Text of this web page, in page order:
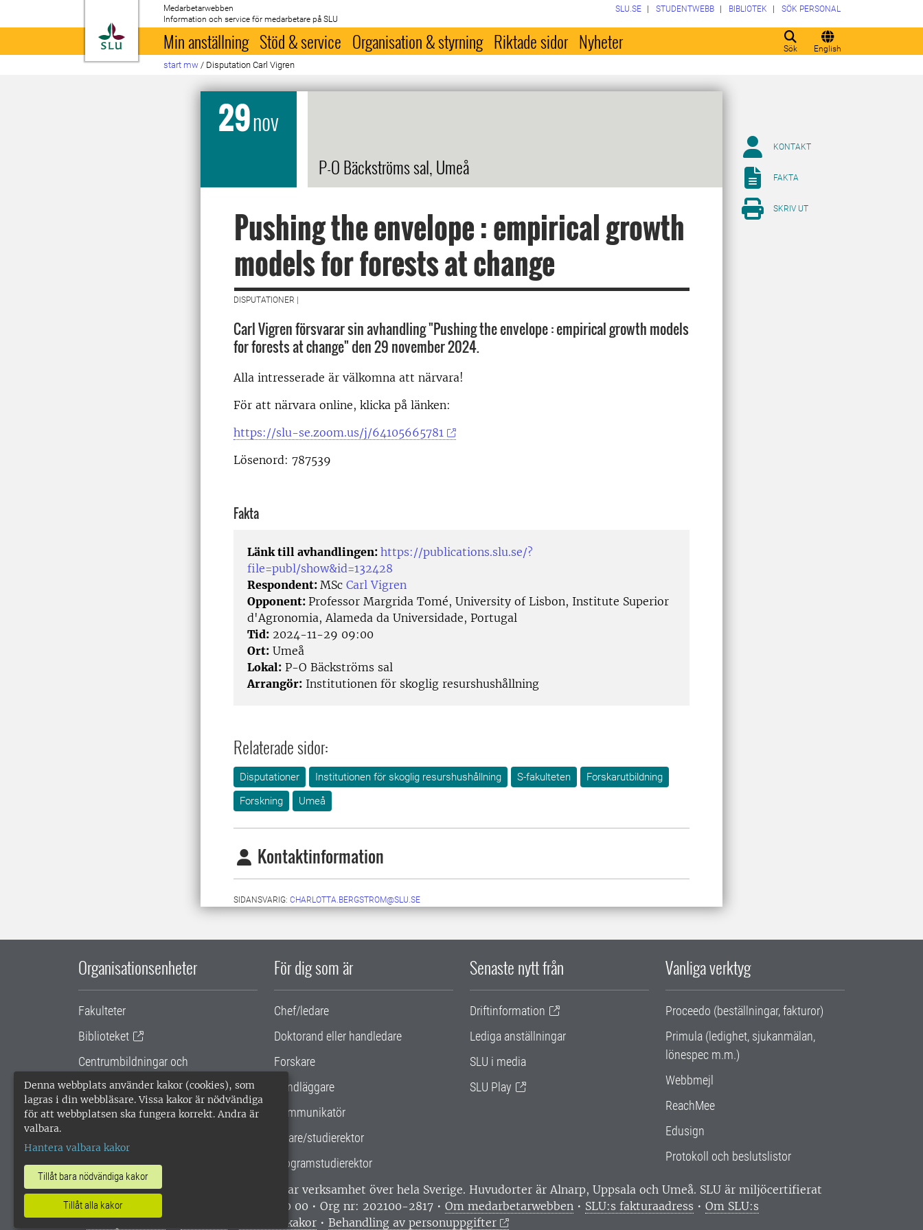
Denna webbplats använder kakor (cookies), som
lagras i din webbläsare. Vissa kakor är nödvändiga
för att webbplatsen ska fungera korrekt. Andra är
valbara.
Hantera valbara kakor
Tillåt bara nödvändiga kakor
Tillåt alla kakor
Till startsida
Medarbetarwebben
Information och service för medarbetare på SLU
Sök English
SLU.SE STUDENTWEBB BIBLIOTEK SÖK PERSONAL
Min anställning Stöd & service Organisation & styrning Riktade sidor Nyheter
start mw / Disputation Carl Vigren
29nov
P-O Bäckströms sal, Umeå
Pushing the envelope : empirical growth
models for forests at change
DISPUTATIONER |
Carl Vigren försvarar sin avhandling "Pushing the envelope : empirical growth models
for forests at change" den 29 november 2024.
Alla intresserade är välkomna att närvara!
För att närvara online, klicka på länken:
https://slu-se.zoom.us/j/64105665781
Lösenord: 787539
Fakta
Länk till avhandlingen: https://publications.slu.se/?
file=publ/show&id=132428
Respondent: MSc Carl Vigren
Opponent: Professor Margrida Tomé, University of Lisbon, Institute Superior
d'Agronomia, Alameda da Universidade, Portugal
Tid: 2024-11-29 09:00
Ort: Umeå
Lokal: P-O Bäckströms sal
Arrangör: Institutionen för skoglig resurshushållning
Relaterade sidor:
Disputationer Institutionen för skoglig resurshushållning S-fakulteten
Forskarutbildning
Forskning
Umeå
Kontaktinformation
SIDANSVARIG: CHARLOTTA.BERGSTROM@SLU.SE
KONTAKT
FAKTA
SKRIV UT
Organisationsenheter
Fakulteter
Biblioteket
Centrumbildningar och
samarbetsprojekt
Gemensamma verksamhetsstödet
För dig som är
Chef/ledare
Doktorand eller handledare
Forskare
Handläggare
Kommunikatör
Lärare/studierektor
Programstudierektor
Senaste nytt från
Driftinformation
Lediga anställningar
SLU i media
SLU Play
Vanliga verktyg
Proceedo (beställningar, fakturor)
Primula (ledighet, sjukanmälan,
lönespec m.m.)
Webbmejl
ReachMee
Edusign
Protokoll och beslutslistor
SLU, Sveriges lantbruksuniversitet, har verksamhet över hela Sverige. Huvudorter är Alnarp, Uppsala och Umeå. SLU är miljöcertifierat
enligt ISO 14001. •
Telefon: 018-67 10 00 • Org nr: 202100-2817 • Om medarbetarwebben • SLU:s fakturaadress • Om SLU:s
webbplatser
Hantera kakor •Behandling av personuppgifter